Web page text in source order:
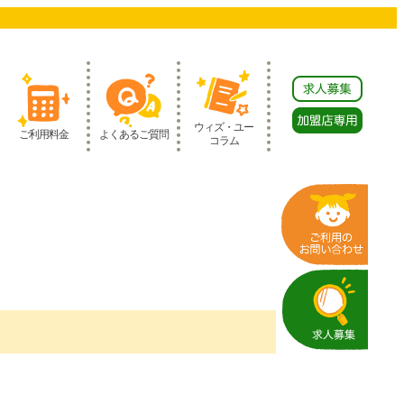
ご利用料金 よくあるご質問
ウィズ・ユー
コラム